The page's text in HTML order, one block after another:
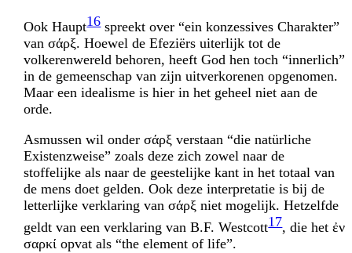
Ook Haupt16spreekt over “ein konzessives Charakter”
van σάρξ. Hoewel de Efeziërs uiterlijk tot de
volkerenwereld behoren, heeft God hen toch “innerlich”
in de gemeen­schap van zijn uitverkorenen opgenomen.
Maar een idealisme is hier in het geheel niet aan de
orde.
Asmussen wil onder σάρξ verstaan “die natürliche
Existenzweise” zoals deze zich zowel naar de
stoffelijke als naar de geestelijke kant in het totaal van
de mens doet gelden. Ook deze interpretatie is bij de
letterlijke verklaring van σάρξ niet mogelijk. Hetzelfde
geldt van een verklaring van B.F. Westcott17, die het ἐν
σαρκί opvat als “the element of life”.